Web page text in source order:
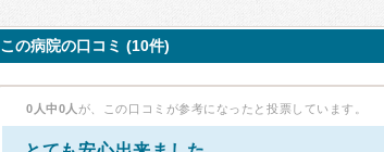
この病院の口コミ (10件)
0人中0人 が、この口コミが参考になったと投票しています。